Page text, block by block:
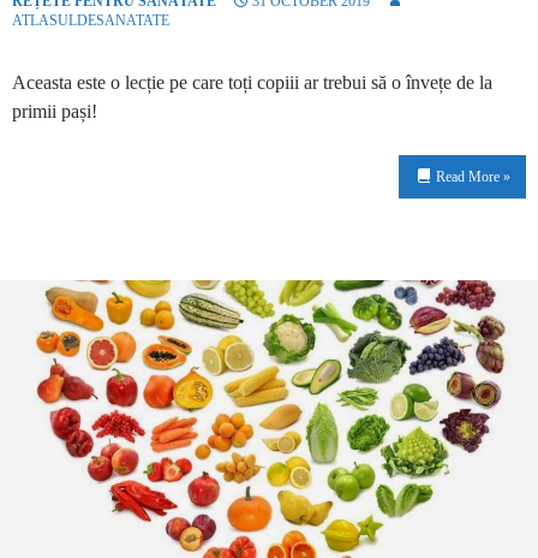
ATLASULDESANATATE
Aceasta este o lecție pe care toți copiii ar trebui să o învețe de la
primii pași!
Read More »